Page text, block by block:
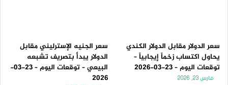
سعر الدولار مقابل الدولار الكندي
يحاول اكتساب زخماً إيجابياً –
توقعات اليوم – 23-03-2026
مارس 23, 2026
سعر الجنيه الإسترليني مقابل
الدولار يبدأ بتصريف تشبعه
البيعي – توقعات اليوم – 23-03-
2026